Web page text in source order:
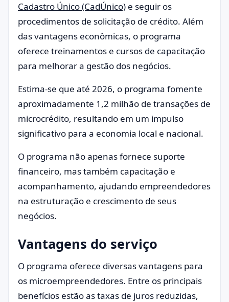
Cadastro Único (CadÚnico) e seguir os
procedimentos de solicitação de crédito. Além
das vantagens econômicas, o programa
oferece treinamentos e cursos de capacitação
para melhorar a gestão dos negócios.
Estima-se que até 2026, o programa fomente
aproximadamente 1,2 milhão de transações de
microcrédito, resultando em um impulso
significativo para a economia local e nacional.
O programa não apenas fornece suporte
financeiro, mas também capacitação e
acompanhamento, ajudando empreendedores
na estruturação e crescimento de seus
negócios.
Vantagens do serviço
O programa oferece diversas vantagens para
os microempreendedores. Entre os principais
benefícios estão as taxas de juros reduzidas,